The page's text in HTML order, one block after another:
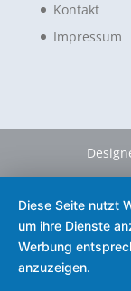
Kontakt
Impressum
Diese Seite nutzt
um ihre Dienste
Werbung
anzuzeigen.